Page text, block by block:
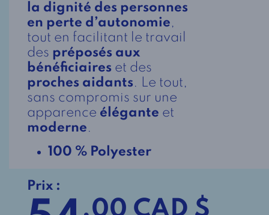
la dignité des personnes
en perte d’autonomie,
tout en facilitant le travail
des préposés aux
bénéficiaires et des
proches aidants. Le tout,
sans compromis sur une
apparence élégante et
moderne.
100 % Polyester
Prix :